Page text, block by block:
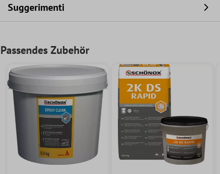
Suggerimenti
Passendes Zubehör